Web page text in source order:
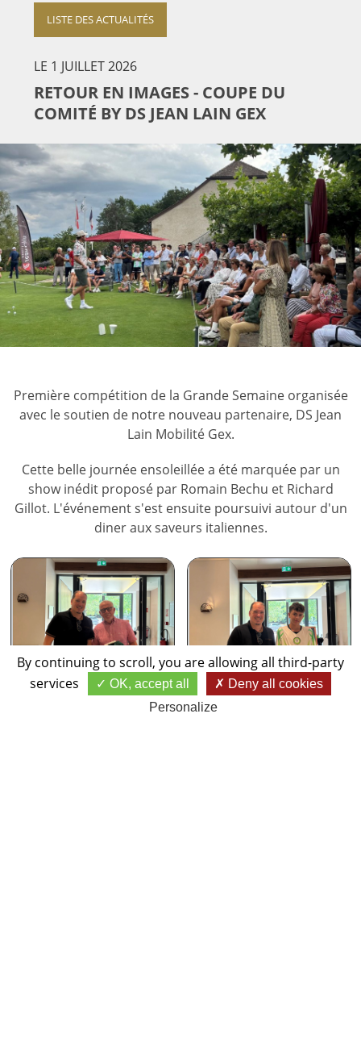
LISTE DES ACTUALITÉS
LE 1 JUILLET 2026
RETOUR EN IMAGES - COUPE DU
COMITÉ BY DS JEAN LAIN GEX
Première compétition de la Grande Semaine organisée
avec le soutien de notre nouveau partenaire, DS Jean
Lain Mobilité Gex.
Cette belle journée ensoleillée a été marquée par un
show inédit proposé par Romain Bechu et Richard
Gillot. L'événement s'est ensuite poursuivi autour d'un
diner aux saveurs italiennes.
By continuing to scroll, you are allowing all third-party
services
OK, accept all
Deny all cookies
Personalize